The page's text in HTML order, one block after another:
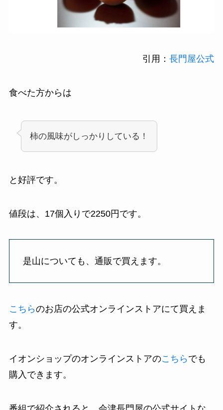
引用：長門屋公式
食べた方からは
柿の風味がしっかりしている！
と好評です。
値段は、17個入りで2250円です。
是山についても、通販で買えます。
こちらのお店の公式オンラインストアにて買えま
す。
イオンショップのオンラインストアのこちら でも
購入できます。